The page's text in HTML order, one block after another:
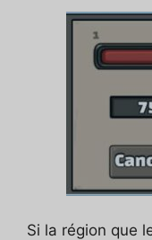
Si la région que